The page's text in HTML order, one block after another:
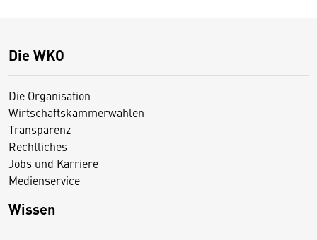
Die WKO
Die Organisation
Wirtschaftskammerwahlen
Transparenz
Rechtliches
Jobs und Karriere
Medienservice
Wissen